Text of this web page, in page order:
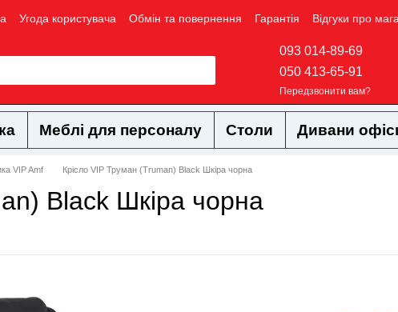
Угода користувача Обмін та повернення Гарантія Відгуки про
093 014-89-69
050 413-65-91
Передзвонити вам?
Меблі для персоналу Столи Дивани
VIP Amf Крісло VIP Труман (Truman) Black Шкіра чорна
Black Шкіра чорна